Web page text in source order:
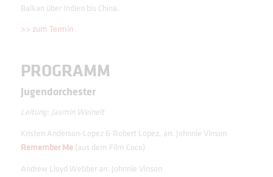
Balkan über Indien bis China.
>> zum Termin
PROGRAMM
Jugendorchester
Leitung: Jasmin Weinelt
Kristen Anderson-Lopez & Robert Lopez, arr. Johnnie Vinson
Remember Me(aus dem Film Coco)
Andrew Lloyd Webber arr. Johnnie Vinson